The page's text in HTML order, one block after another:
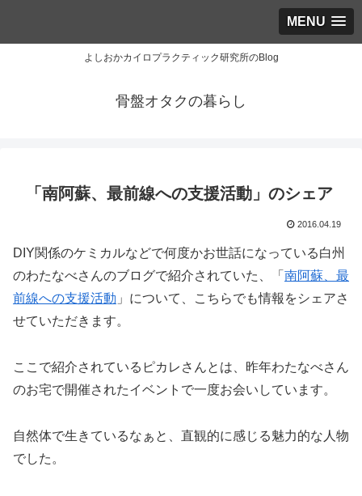
MENU
よしおかカイロプラクティック研究所のBlog
骨盤オタクの暮らし
「南阿蘇、最前線への支援活動」のシェア
2016.04.19
DIY関係のケミカルなどで何度かお世話になっている白州
のわたなべさんのブログで紹介されていた、「 南阿蘇、最
前線への支援活動 」について、こちらでも情報をシェアさ
せていただきます。
ここで紹介されているピカレさんとは、昨年わたなべさん
のお宅で開催されたイベントで一度お会いしています。
自然体で生きているなぁと、直観的に感じる魅力的な人物
でした。